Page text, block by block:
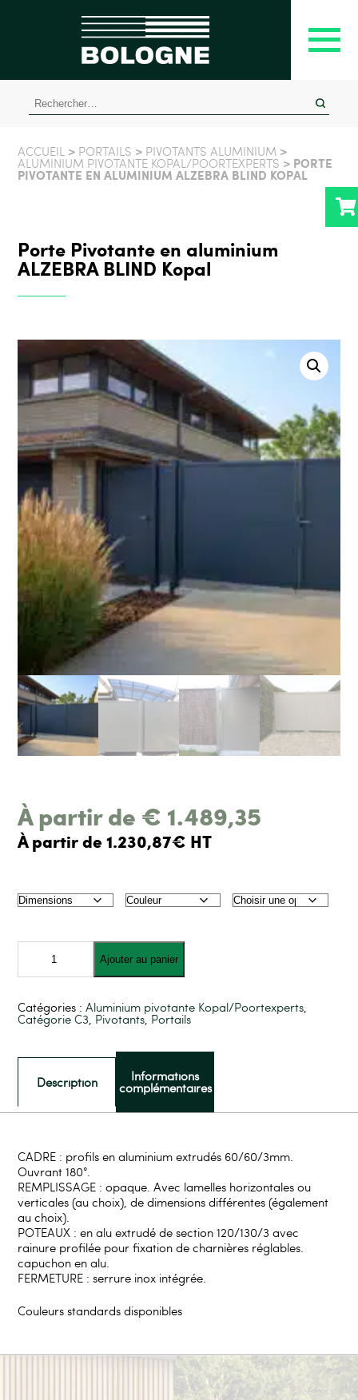
Rechercher :
ACCUEIL > PORTAILS > PIVOTANTS ALUMINIUM >
ALUMINIUM PIVOTANTE KOPAL/POORTEXPERTS > PORTE
PIVOTANTE EN ALUMINIUM ALZEBRA BLIND KOPAL
Porte Pivotante en aluminium
ALZEBRA BLIND Kopal
À partir de € 1.489,35
À partir de 1.230,87€ HT
quantité
Pivotante
aluminium
ALZEBRA
BLIND
Ajouter au panier
Catégories :Aluminium pivotante Kopal/Poortexperts
Catégorie C3 Pivotants, Portails
Description Informations
complémentaires
CADRE : profils en aluminium extrudés 60/60/3mm.
Ouvrant 180°.
REMPLISSAGE : opaque. Avec lamelles horizontales ou
verticales (au choix), de dimensions différentes (également
au choix).
POTEAUX : en alu extrudé de section 120/130/3 avec
rainure profilée pour fixation de charnières réglables.
capuchon en alu.
FERMETURE : serrure inox intégrée.
Couleurs standards disponibles